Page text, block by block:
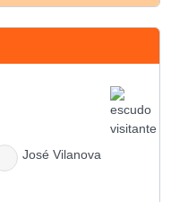
José Vilanova